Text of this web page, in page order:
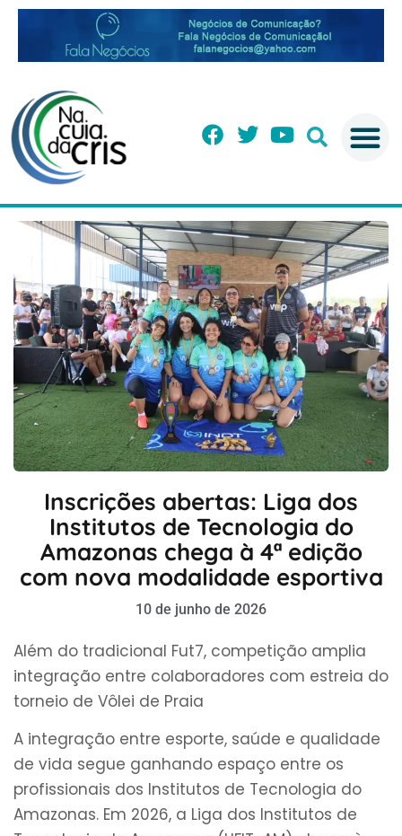
Inscrições abertas: Liga dos
Institutos de Tecnologia do
Amazonas chega à 4ª edição
com nova modalidade esportiva
10 de junho de 2026
Além do tradicional Fut7, competição amplia
integração entre colaboradores com estreia do
torneio de Vôlei de Praia
A integração entre esporte, saúde e qualidade
de vida segue ganhando espaço entre os
profissionais dos Institutos de Tecnologia do
Amazonas. Em 2026, a Liga dos Institutos de